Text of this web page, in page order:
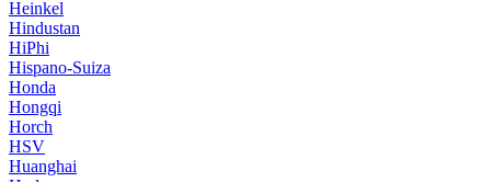
Heinkel
Hindustan
HiPhi
Hispano-Suiza
Honda
Hongqi
Horch
HSV
Huanghai